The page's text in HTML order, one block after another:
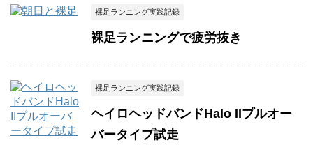
裸足ランニング実践記録
裸足ランニングで疲労抜き
裸足ランニング実践記録
ヘイロヘッドバンドHalo IIプルオー
バータイプ試走